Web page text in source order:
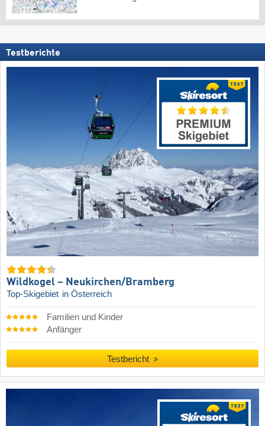
Testberichte
Wildkogel – Neukirchen/​Bramberg
Top-Skigebiet in Österreich
Familien und Kinder
Anfänger
Testbericht